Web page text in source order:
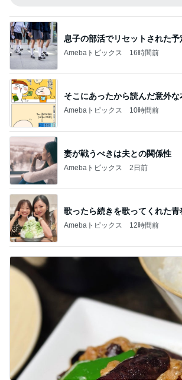
息子の部活でリセットされた予
Amebaトピックス 16時間前
そこにあったから読んだ意外な
Amebaトピックス 10時間前
妻が戦うべきは夫との関係性
Amebaトピックス 2日前
歌ったら続きを歌ってくれた青
Amebaトピックス 12時間前